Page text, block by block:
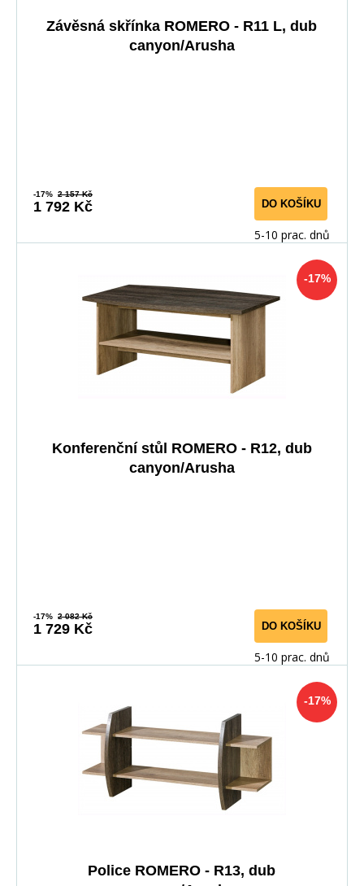
Závěsná skřínka ROMERO - R11 L, dub
canyon/Arusha
-17% 2 157 Kč
1 792 Kč DO KOŠÍKU
5-10 prac. dnů
-17%
Konferenční stůl ROMERO - R12, dub
canyon/Arusha
-17% 2 082 Kč
1 729 Kč DO KOŠÍKU
5-10 prac. dnů
-17%
Police ROMERO - R13, dub